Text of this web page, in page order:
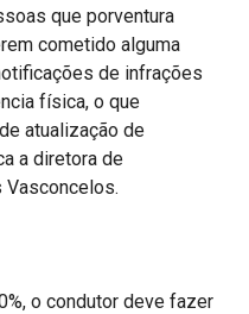
que porventura
cometido alguma
de infrações
física, o que
atualização de
a diretora de
Vasconcelos.
o condutor deve fazer